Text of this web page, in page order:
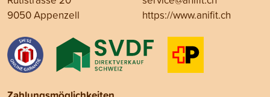
9050 Appenzell
https://www.anifit.ch